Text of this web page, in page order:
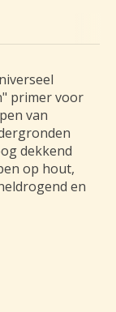
primer voor
van
dekkend
op hout,
en